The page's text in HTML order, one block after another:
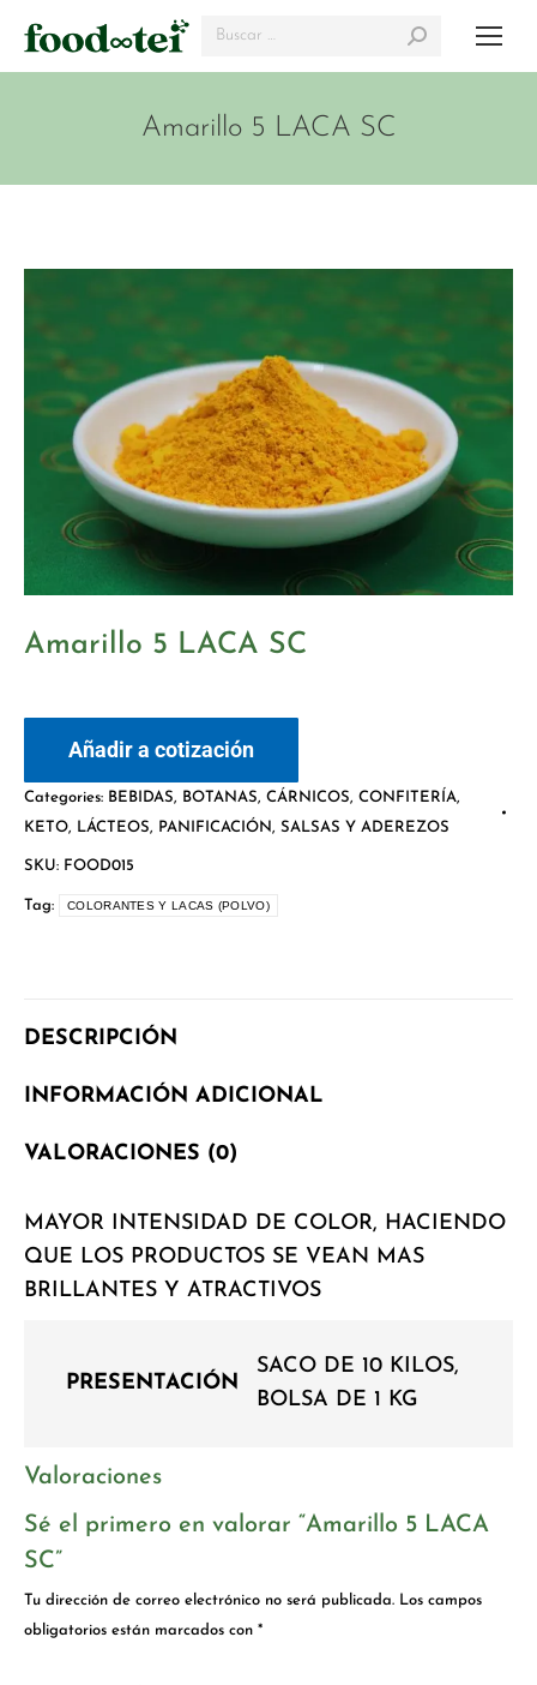
Search:
Amarillo 5 LACA SC
Amarillo 5 LACA SC
Añadir a cotización
Categories: BEBIDAS, BOTANAS, CÁRNICOS, CONFITERÍA,
KETO, LÁCTEOS, PANIFICACIÓN, SALSAS Y ADEREZOS
SKU: FOOD015
Tag: COLORANTES Y LACAS (POLVO)
DESCRIPCIÓN
INFORMACIÓN ADICIONAL
VALORACIONES (0)
MAYOR INTENSIDAD DE COLOR, HACIENDO
QUE LOS PRODUCTOS SE VEAN MAS
BRILLANTES Y ATRACTIVOS
PRESENTACIÓN
SACO DE 10 KILOS,
BOLSA DE 1 KG
Valoraciones
Sé el primero en valorar “Amarillo 5 LACA
SC”
Tu dirección de correo electrónico no será publicada. Los campos
obligatorios están marcados con *